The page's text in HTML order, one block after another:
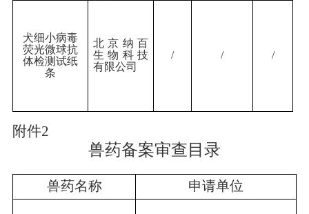
犬细小病毒
荧光微球抗
体检测试纸
条
北京纳百
生物科技
有限公司
/ / /
附件2
兽药备案审查 目录
兽药名称 申请单位